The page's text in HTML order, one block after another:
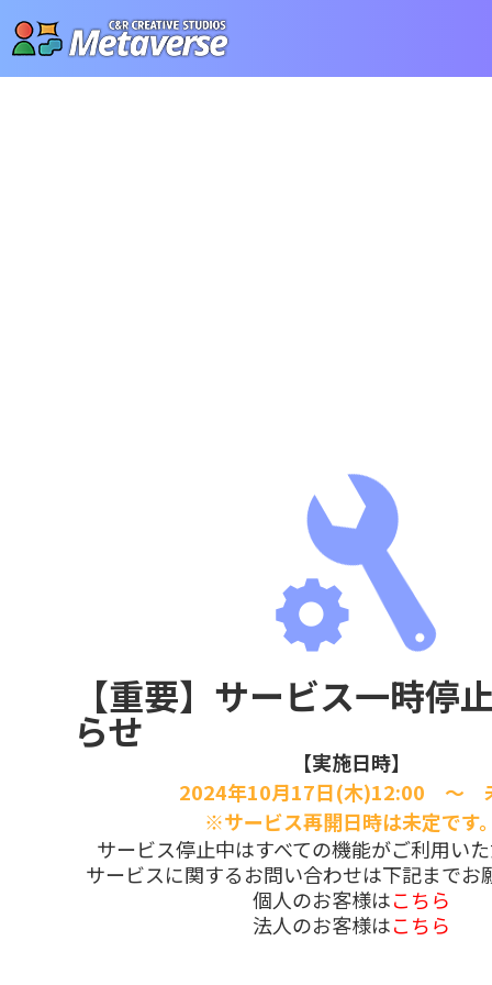
【重要】サービス一時停
らせ
【実施日時】
2024年10月17日(木)12:00 ～
※サービス再開日時は未定です
サービス停止中はすべての機能がご利用い
サービスに関するお問い合わせは下記までお
個人のお客様はこちら
法人のお客様はこちら